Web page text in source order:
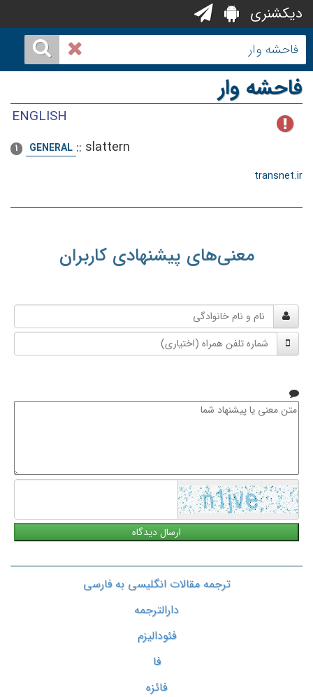
دیکشنری
فاحشه وار
ENGLISH
1 GENERAL :: slattern
transnet.ir
معنی‌های پیشنهادی کاربران
و
نام
خانوادگی
شماره
تلفن
متن
ترجمه مقالات انگلیسی به فارسی
دارالترجمه
فئودالیزم
فا
فائزه